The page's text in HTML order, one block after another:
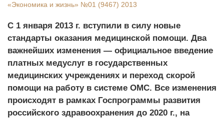
«Экономика и жизнь» №01 (9467) 2013
С 1 января 2013 г. вступили в силу новые
стандарты оказания медицинской помощи. Два
важнейших изменения — официальное введение
платных медуслуг в государственных
медицинских учреждениях и переход скорой
помощи на работу в системе ОМС. Все изменения
происходят в рамках Госпрограммы развития
российского здравоохранения до 2020 г., на